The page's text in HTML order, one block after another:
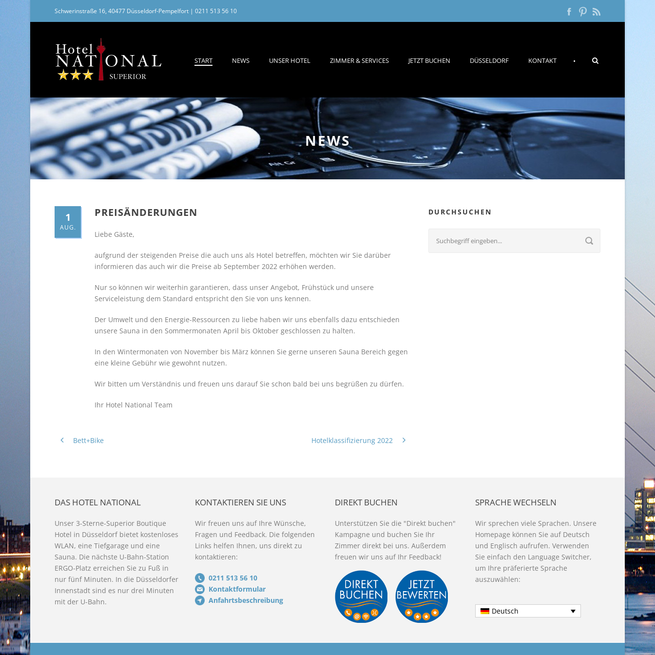
Schwerinstraße 16, 40477 Düsseldorf-Pempelfort | 0211 513 56 10
START NEWS UNSER HOTEL ZIMMER & SERVICES JETZT BUCHEN DÜSSELDORF KONTAKT •
NEWS
1
AUG.
PREISÄNDERUNGEN
Liebe Gäste,
aufgrund der steigenden Preise die auch uns als Hotel betreffen, möchten wir Sie darüber
informieren das auch wir die Preise ab September 2022 erhöhen werden.
Nur so können wir weiterhin garantieren, dass unser Angebot, Frühstück und unsere
Serviceleistung dem Standard entspricht den Sie von uns kennen.
Der Umwelt und den Energie-Ressourcen zu liebe haben wir uns ebenfalls dazu entschieden
unsere Sauna in den Sommermonaten April bis Oktober geschlossen zu halten.
In den Wintermonaten von November bis März können Sie gerne unseren Sauna Bereich gegen
eine kleine Gebühr wie gewohnt nutzen.
Wir bitten um Verständnis und freuen uns darauf Sie schon bald bei uns begrüßen zu dürfen.
Ihr Hotel National Team
Bett+Bike Hotelklassifizierung 2022
DURCHSUCHEN
DAS HOTEL NATIONAL
Unser 3-Sterne-Superior Boutique
Hotel in Düsseldorf bietet kostenloses
WLAN, eine Tiefgarage und eine
Sauna. Die nächste U-Bahn-Station
ERGO-Platz erreichen Sie zu Fuß in
nur fünf Minuten. In die Düsseldorfer
Innenstadt sind es nur drei Minuten
mit der U-Bahn.
KONTAKTIEREN SIE UNS
Wir freuen uns auf Ihre Wünsche,
Fragen und Feedback. Die folgenden
Links helfen Ihnen, uns direkt zu
kontaktieren:
0211 513 56 10
Kontaktformular
Anfahrtsbeschreibung
DIREKT BUCHEN
Unterstützen Sie die "Direkt buchen"
Kampagne und buchen Sie Ihr
Zimmer direkt bei uns. Außerdem
freuen wir uns auf Ihr Feedback!
SPRACHE WECHSELN
Wir sprechen viele Sprachen. Unsere
Homepage können Sie auf Deutsch
und Englisch aufrufen. Verwenden
Sie einfach den Language Switcher,
um Ihre präferierte Sprache
auszuwählen:
Deutsch